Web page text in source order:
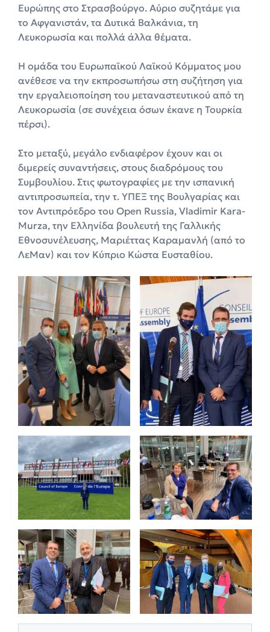
Ευρώπης στο Στρασβούργο. Αύριο συζητάμε για
το Αφγανιστάν, τα Δυτικά Βαλκάνια, τη
Λευκορωσία και πολλά άλλα θέματα.
Η ομάδα του Ευρωπαϊκού Λαϊκού Κόμματος μου
ανέθεσε να την εκπροσωπήσω στη συζήτηση για
την εργαλειοποίηση του μεταναστευτικού από τη
Λευκορωσία (σε συνέχεια όσων έκανε η Τουρκία
πέρσι).
Στο μεταξύ, μεγάλο ενδιαφέρον έχουν και οι
διμερείς συναντήσεις, στους διαδρόμους του
Συμβουλίου. Στις φωτογραφίες με την ισπανική
αντιπροσωπεία, την τ. ΥΠΕΞ της Βουλγαρίας και
τον Αντιπρόεδρο του Open Russia, Vladimir Kara-
Murza, την Ελληνίδα βουλευτή της Γαλλικής
Εθνοσυνέλευσης, Μαριέττας Καραμανλή (από το
ΛεΜαν) και τον Κύπριο Κώστα Ευσταθίου.